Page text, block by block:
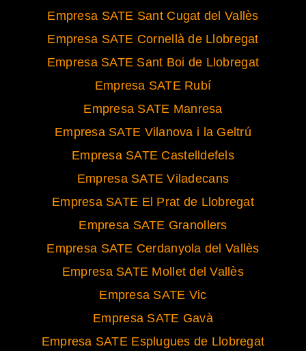
Empresa SATE Sant Cugat del Vallès
Empresa SATE Cornellà de Llobregat
Empresa SATE Sant Boi de Llobregat
Empresa SATE Rubí
Empresa SATE Manresa
Empresa SATE Vilanova i la Geltrú
Empresa SATE Castelldefels
Empresa SATE Viladecans
Empresa SATE El Prat de Llobregat
Empresa SATE Granollers
Empresa SATE Cerdanyola del Vallès
Empresa SATE Mollet del Vallès
Empresa SATE Vic
Empresa SATE Gavà
Empresa SATE Esplugues de Llobregat